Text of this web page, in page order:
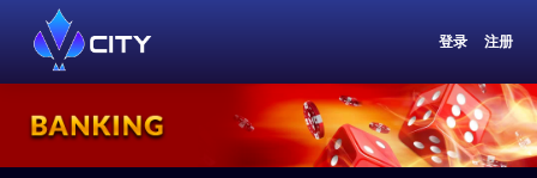
登录 注册